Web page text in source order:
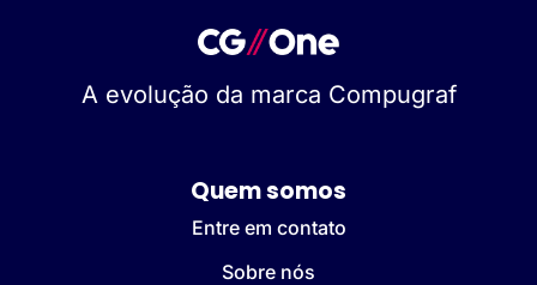
A evolução da marca Compugraf
Quem somos
Entre em contato
Sobre nós